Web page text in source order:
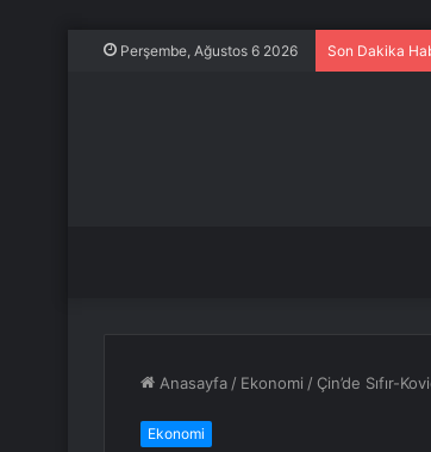
Perşembe, Ağustos 6 2026 Son Dakika
Anasayfa / Ekonomi / Çin’de Sıfır-
Ekonomi